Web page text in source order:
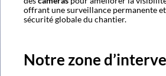
offrant une surveillance permanente
sécurité globale du chantier.
Notre zone